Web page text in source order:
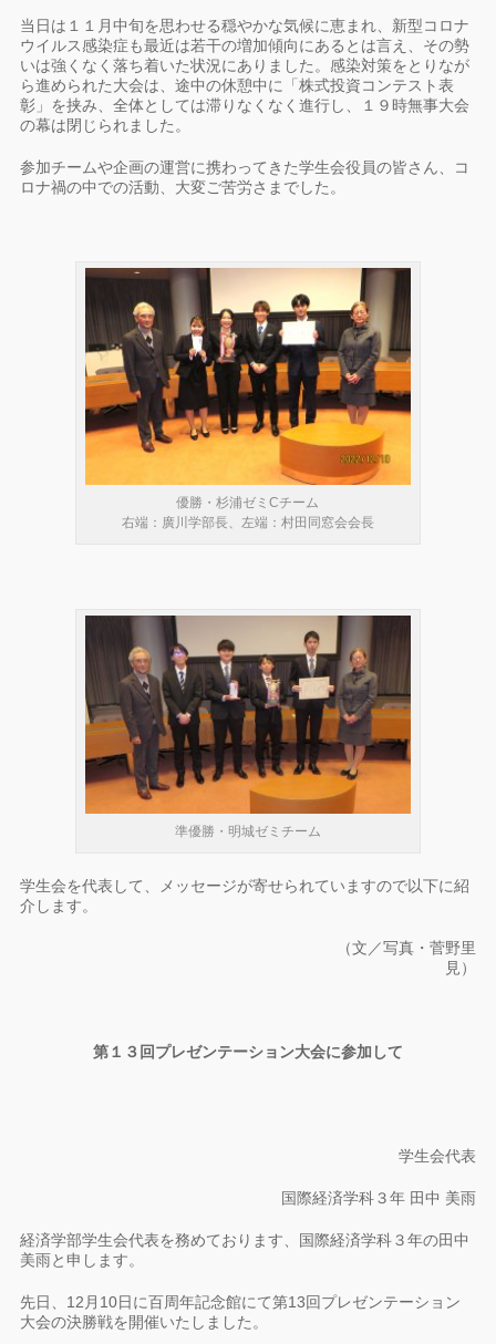
当日は１１月中旬を思わせる穏やかな気候に恵まれ、新型コロナ
ウイルス感染症も最近は若干の増加傾向にあるとは言え、その勢
いは強くなく落ち着いた状況にありました。感染対策をとりなが
ら進められた大会は、途中の休憩中に「株式投資コンテスト表
彰」を挟み、全体としては滞りなくなく進行し、１９時無事大会
の幕は閉じられました。
参加チームや企画の運営に携わってきた学生会役員の皆さん、コ
ロナ禍の中での活動、大変ご苦労さまでした。
優勝・杉浦ゼミCチーム
右端：廣川学部長、左端：村田同窓会会長
準優勝・明城ゼミチーム
学生会を代表して、メッセージが寄せられていますので以下に紹
介します。
（文／写真・菅野里
見）
第１３回プレゼンテーション大会に参加して
学生会代表
国際経済学科３年 田中 美雨
経済学部学生会代表を務めております、国際経済学科３年の田中
美雨と申します。
先日、12月10日に百周年記念館にて第13回プレゼンテーション
大会の決勝戦を開催いたしました。